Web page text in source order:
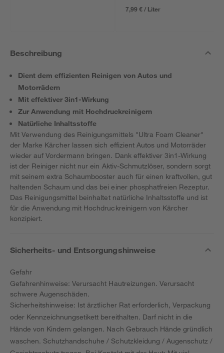
7,99 € / Liter
Beschreibung
Dient dem effizienten Reinigen von Autos und
Motorrädern
Mit effektiver 3in1-Wirkung
Zur Anwendung mit Hochdruckreinigern
Natürliche Inhaltsstoffe
Mit Verwendung des Reinigungsmittels "Ultra Foam Cleaner"
der Marke Kärcher lassen sich effizient Autos und Motorräder
wieder auf Vordermann bringen. Dank effektiver 3in1-Wirkung
ist der Reiniger nicht nur ein Aktiv-Schmutzlöser, sondern sorgt
mit seinem extra Schaumbooster auch für einen kraftvollen, gut
haltenden Schaum und das bei einer phosphatfreien Rezeptur.
Das Reinigungsmittel beinhaltet natürliche Inhaltsstoffe und ist
für die Anwendung mit Hochdruckreinigern von Kärcher
konzipiert.
Sicherheits- und Entsorgungshinweise
Gefahr
Gefahrenhinweise: Verursacht Hautreizungen. Verursacht
schwere Augenschäden.
Sicherheitshinweise: Ist ärztlicher Rat erforderlich, Verpackung
oder Kennzeichnungsetikett bereithalten. Darf nicht in die
Hände von Kindern gelangen. Nach Gebrauch Hände gründlich
waschen. Schutzhandschuhe / Schutzkleidung / Augenschutz /